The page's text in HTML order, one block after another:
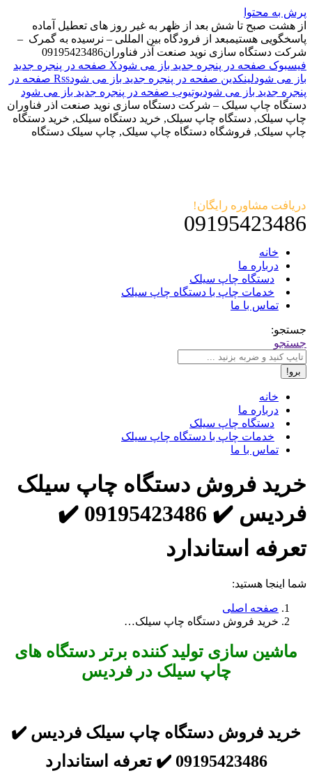
پرش به محتوا
از هشت صبح تا شش بعد از ظهر به غیر روز های تعطیل آماده
پاسخگویی هستیمبعد از فرودگاه بین المللی – نرسیده به گمرک –
شرکت دستگاه سازی نوید صنعت آذر فناوران09195423486
فیسبوک صفحه در پنجره جدید باز می شود
X صفحه در پنجره جدید
باز می شودلینکدین صفحه در پنجره جدید باز می شود
Rss صفحه در
پنجره جدید باز می شودیوتیوب صفحه در پنجره جدید باز می شود
دستگاه چاپ سیلک – شرکت دستگاه سازی نوید صنعت اذر فناوران
چاپ سیلک, دستگاه چاپ سیلک, خرید دستگاه سیلک, خرید دستگاه
چاپ سیلک, فروشگاه دستگاه چاپ سیلک, چاپ سیلک دستگاه
دریافت مشاوره رایگان!
09195423486
خانه
درباره ما
دستگاه چاپ سیلک
خدمات چاپ با دستگاه چاپ سیلک
تماس با ما
جستجو:
جستجو
خانه
درباره ما
دستگاه چاپ سیلک
خدمات چاپ با دستگاه چاپ سیلک
تماس با ما
خرید فروش دستگاه چاپ سیلک
فردیس ✔️ 09195423486 ✔️
تعرفه استاندارد
شما اینجا هستید:
صفحه اصلی
خرید فروش دستگاه چاپ سیلک…
ماشین سازی تولید کننده برتر دستگاه های
چاپ سیلک در فردیس
خرید فروش دستگاه چاپ سیلک فردیس ✔️
09195423486 ✔️ تعرفه استاندارد